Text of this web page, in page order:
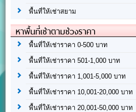
พื้นที่ให้เช่าสยาม
หาพื้นที่เช่าตามช่วงราคา
พื้นที่ให้เช่าราคา 0-500 บาท
พื้นที่ให้เช่าราคา 501-1,000 บาท
พื้นที่ให้เช่าราคา 1,001-5,000 บาท
พื้นที่ให้เช่าราคา 10,001-20,000 บาท
พื้นที่ให้เช่าราคา 20,001-50,000 บาท